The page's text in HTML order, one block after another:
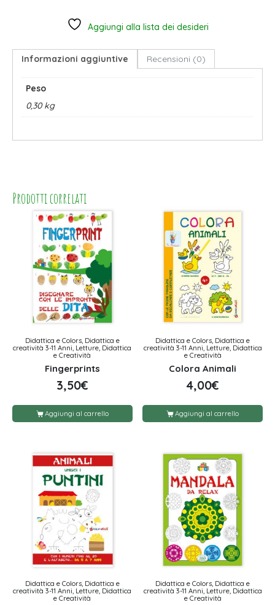
Aggiungi alla lista dei desideri
Informazioni aggiuntive Recensioni (0)
Peso
0,30 kg
Prodotti correlati
Didattica e Colors, Didattica e
creatività 3-11 Anni, Letture, Didattica
e Creatività
Fingerprints
3,50€
Aggiungi al carrello
Didattica e Colors, Didattica e
creatività 3-11 Anni, Letture, Didattica
e Creatività
Colora Animali
4,00€
Aggiungi al carrello
Didattica e Colors, Didattica e
creatività 3-11 Anni, Letture, Didattica
e Creatività
Didattica e Colors, Didattica e
creatività 3-11 Anni, Letture, Didattica
e Creatività